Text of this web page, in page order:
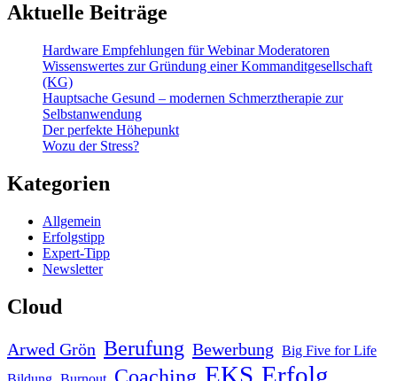
Aktuelle Beiträge
Hardware Empfehlungen für Webinar Moderatoren
Wissenswertes zur Gründung einer Kommanditgesellschaft
(KG)
Hauptsache Gesund – modernen Schmerztherapie zur
Selbstanwendung
Der perfekte Höhepunkt
Wozu der Stress?
Kategorien
Allgemein
Erfolgstipp
Expert-Tipp
Newsletter
Cloud
Arwed Grön Berufung Bewerbung Big Five for Life
EKS Erfolg